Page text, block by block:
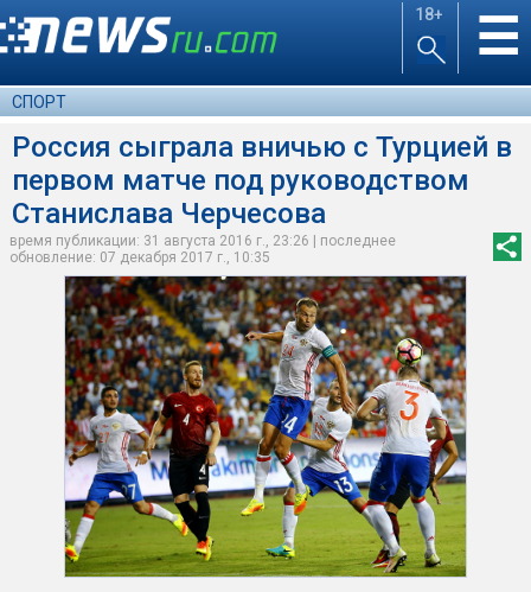
18+ ☰
СПОРТ
Россия сыграла вничью с Турцией в
первом матче под руководством
Станислава Черчесова
время публикации: 31 августа 2016 г., 23:26 | последнее
обновление: 07 декабря 2017 г., 10:35